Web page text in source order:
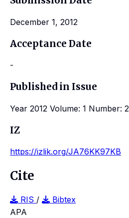
December 1, 2012
Acceptance Date
-
Published in Issue
Year 2012 Volume: 1 Number: 2
IZ
https://izlik.org/JA76KK97KB
Cite
RIS /
Bibtex
APA